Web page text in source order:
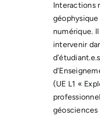
Interactions
numérique.
intervenir
(UE L1 «
géosciences